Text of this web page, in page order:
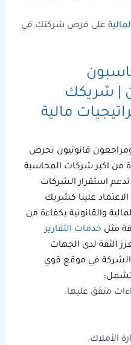
على فرص شركتك في
| شريكك
مالية
قانونيون نحرص
من اكبر شركات المحاسبة
استقرار الشركات
علينا كشريك
والقانونية بكفاءة من
مثل خدمات التقارير
الثقة لدى الجهات
الشركة في موقع قوي
تشمل:
متفق عليها.
الأملاك.